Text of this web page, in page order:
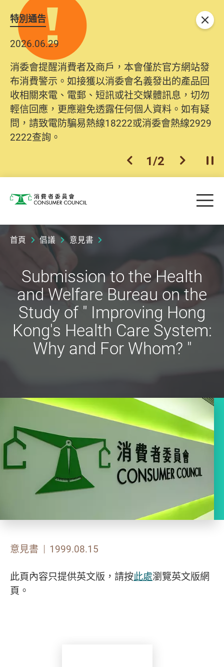
特別通告
2026.06.29
消委會提醒消費者及商戶，本會僅於官方網站發
布消費警示。如接獲以消委會名義發出的產品回
收相關來電、電郵、短訊或社交媒體訊息，切勿
輕信回應，更應避免透露任何個人資料。如有疑
問，請致電防騙易熱線18222或消委會熱線2929
2222查詢。
上一個
1/2 下一個開
關閉
消費者委員會 目
首頁 倡議 意見書
Submission to the Health
and Welfare Bureau on the
Study of " Improving Hong
Kong's Health Care System:
Why and For Whom? "
意見書 1999.08.15
此頁內容只提供英文版，請按此處瀏覽英文版網
頁。